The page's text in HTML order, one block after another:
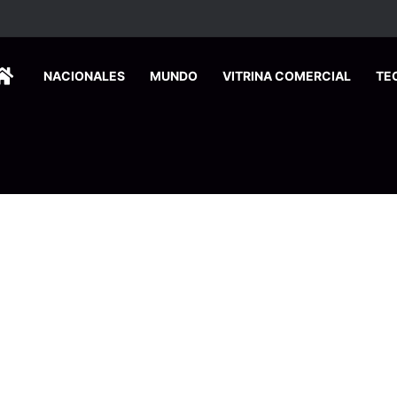
HOMENACIONALES MUNDO VITRINA COMERCIAL